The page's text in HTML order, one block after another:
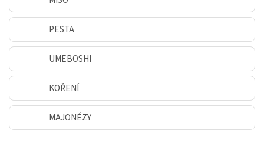
PESTA
UMEBOSHI
KOŘENÍ
MAJONÉZY